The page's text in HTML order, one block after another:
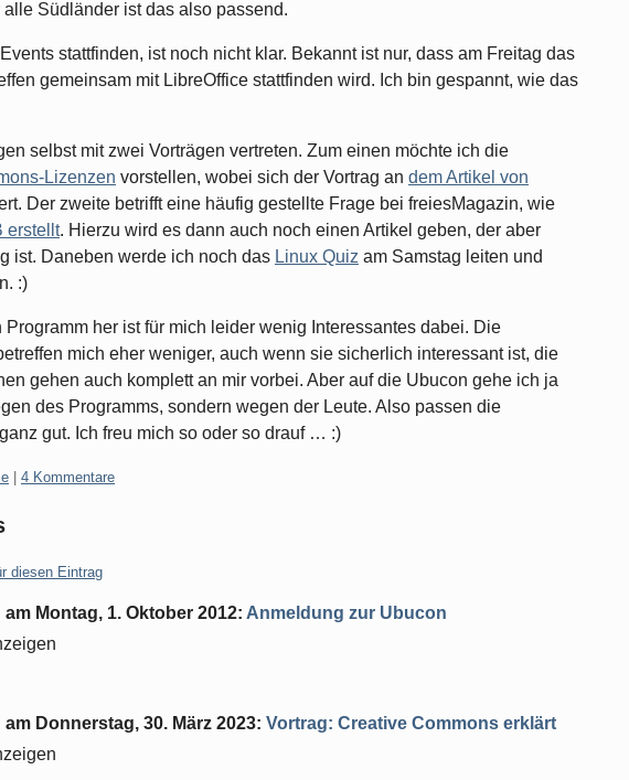
alle Südländer ist das also passend.
stattfinden, ist noch nicht klar. Bekannt ist nur, dass am Freitag das
gemeinsam mit LibreOffice stattfinden wird. Ich bin gespannt, wie das
selbst mit zwei Vorträgen vertreten. Zum einen möchte ich die
Lizenzen vorstellen, wobei sich der Vortrag an dem Artikel von
Der zweite betrifft eine häufig gestellte Frage bei freiesMagazin, wie
erstellt. Hierzu wird es dann auch noch einen Artikel geben, der aber
ist. Daneben werde ich noch das Linux Quiz am Samstag leiten und
:)
Programm her ist für mich leider wenig Interessantes dabei. Die
mich eher weniger, auch wenn sie sicherlich interessant ist, die
gehen auch komplett an mir vorbei. Aber auf die Ubucon gehe ich ja
des Programms, sondern wegen der Leute. Also passen die
gut. Ich freu mich so oder so drauf … :)
| 4 Kommentare
diesen Eintrag
am Montag, 1. Oktober 2012: Anmeldung zur Ubucon
am Donnerstag, 30. März 2023: Vortrag: Creative Commons erklärt